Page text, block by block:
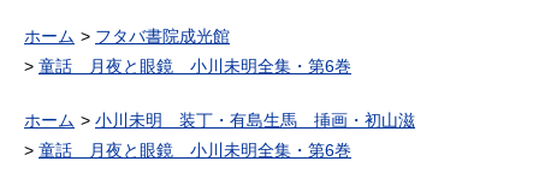
ホーム
フタバ書院成光館
童話 月夜と眼鏡 小川未明全集・第6巻
ホーム
小川未明 装丁・有島生馬 挿画・初山滋
童話 月夜と眼鏡 小川未明全集・第6巻